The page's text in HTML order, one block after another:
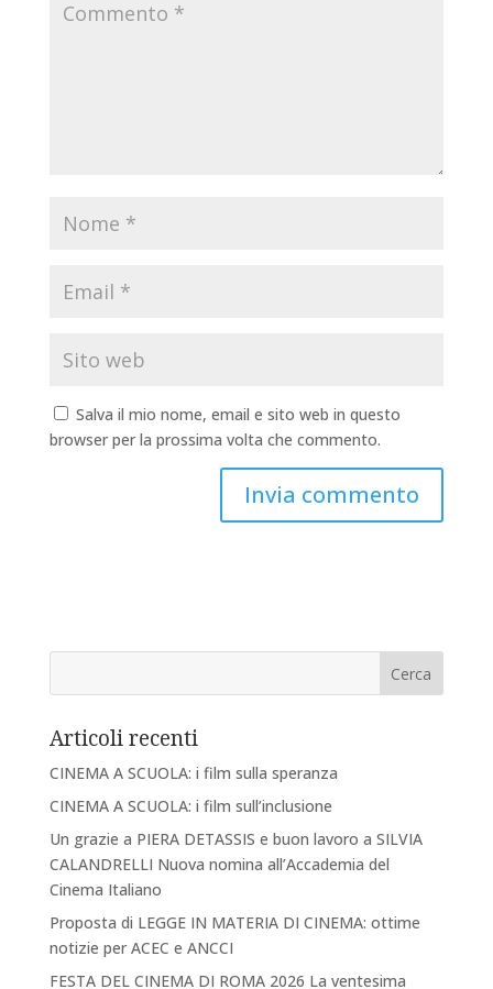
Salva il mio nome, email e sito web in questo
browser per la prossima volta che commento.
Articoli recenti
CINEMA A SCUOLA: i film sulla speranza
CINEMA A SCUOLA: i film sull’inclusione
Un grazie a PIERA DETASSIS e buon lavoro a SILVIA
CALANDRELLI Nuova nomina all’Accademia del
Cinema Italiano
Proposta di LEGGE IN MATERIA DI CINEMA: ottime
notizie per ACEC e ANCCI
FESTA DEL CINEMA DI ROMA 2026 La ventesima